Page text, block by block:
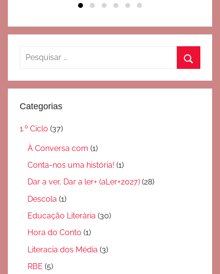
Pesquisar
Categorias
1.º Ciclo (37)
À Conversa com (1)
Conta-nos uma história! (1)
Dar a ver, Dar a ler+ (aLer+2027) (28)
Descola (1)
Educação Literária (30)
Hora do Conto (1)
Literacia dos Média (3)
RBE (5)